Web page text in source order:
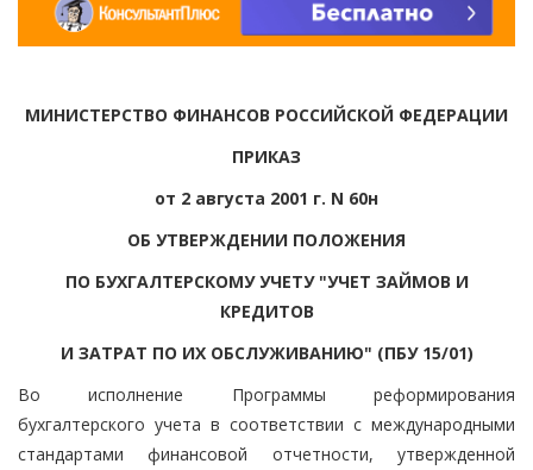
МИНИСТЕРСТВО ФИНАНСОВ РОССИЙСКОЙ ФЕДЕРАЦИИ
ПРИКАЗ
от 2 августа 2001 г. N 60н
ОБ УТВЕРЖДЕНИИ ПОЛОЖЕНИЯ
ПО БУХГАЛТЕРСКОМУ УЧЕТУ "УЧЕТ ЗАЙМОВ И
КРЕДИТОВ
И ЗАТРАТ ПО ИХ ОБСЛУЖИВАНИЮ" (ПБУ 15/01)
Во исполнение Программы реформирования
бухгалтерского учета в соответствии с международными
стандартами финансовой отчетности, утвержденной